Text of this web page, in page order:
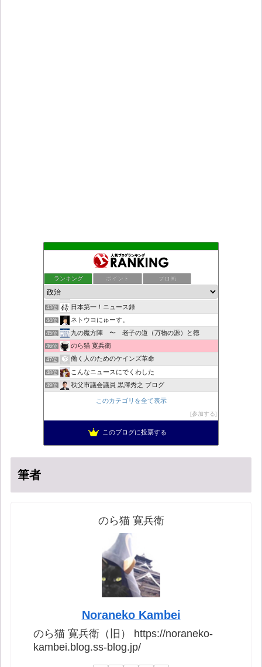
ランキング ポイント ブロ画
◎ 浮輪浮遊録 ◎
村野瀬玲奈の秘書課広報室
41位 デモや街宣のお供に！プラカード無料素材
42位
43位 日本第一！ニュース録
44位 ネトウヨにゅーす。
45位 九の魔方陣 〜 老子の道（万物の源）と徳
46位 のら猫 寛兵衛
47位 働く人のためのケインズ革命
48位 こんなニュースにでくわした
49位 秩父市議会議員 黒澤秀之 ブログ
自民党工作員の異常なネット活動
新！脱「愛国カルト」のススメ
このカテゴリを全て表示
参加する
このブログに投票する
筆者
のら猫 寛兵衛
Noraneko Kambei
のら猫 寛兵衛（旧） https://noraneko-
kambei.blog.ss-blog.jp/